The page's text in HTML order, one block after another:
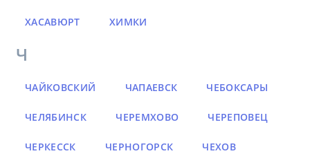
ХАСАВЮРТ ХИМКИ
Ч
ЧАЙКОВСКИЙ ЧАПАЕВСК ЧЕБОКСАРЫ
ЧЕЛЯБИНСК ЧЕРЕМХОВО ЧЕРЕПОВЕЦ
ЧЕРКЕССК ЧЕРНОГОРСК ЧЕХОВ